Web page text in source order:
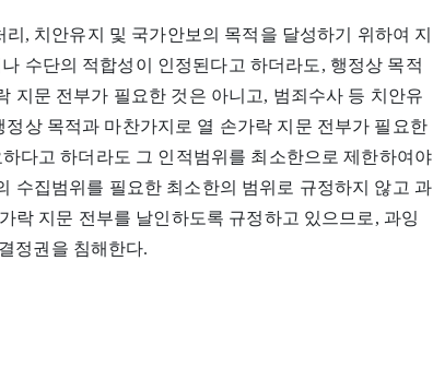
, 치안유지 및 국가안보의 목적을 달성하기 위하여 지
수단의 적합성이 인정된다고 하더라도, 행정상 목적
지문 전부가 필요한 것은 아니고, 범죄수사 등 치안유
상 목적과 마찬가지로 열 손가락 지문 전부가 필요한
다고 하더라도 그 인적범위를 최소한으로 제한하여야
수집범위를 필요한 최소한의 범위로 규정하지 않고 과
락 지문 전부를 날인하도록 규정하고 있으므로, 과잉
정권을 침해한다.